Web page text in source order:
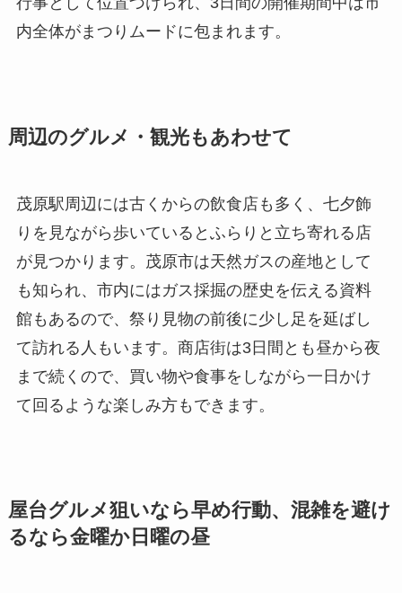
内全体がまつりムードに包まれます。
周辺のグルメ・観光もあわせて
茂原駅周辺には古くからの飲食店も多く、七夕飾
りを見ながら歩いているとふらりと立ち寄れる店
が見つかります。茂原市は天然ガスの産地として
も知られ、市内にはガス採掘の歴史を伝える資料
館もあるので、祭り見物の前後に少し足を延ばし
て訪れる人もいます。商店街は3日間とも昼から夜
まで続くので、買い物や食事をしながら一日かけ
て回るような楽しみ方もできます。
屋台グルメ狙いなら早め行動、混雑を避け
るなら金曜か日曜の昼